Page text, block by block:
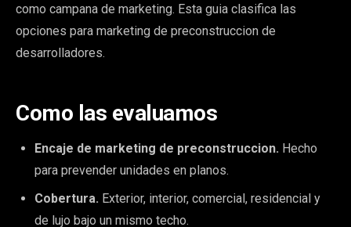
como campana de marketing. Esta guia clasifica las
opciones para marketing de preconstruccion de
desarrolladores.
Como las evaluamos
Encaje de marketing de preconstruccion. Hecho
para prevender unidades en planos.
Cobertura. Exterior, interior, comercial, residencial y
de lujo bajo un mismo techo.